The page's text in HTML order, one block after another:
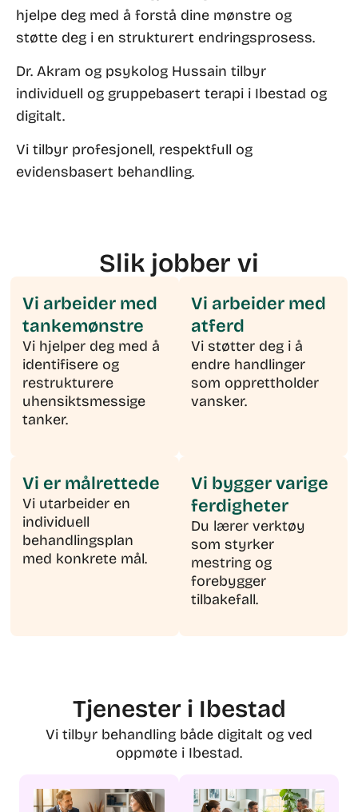
hjelpe deg med å forstå dine mønstre og
støtte deg i en strukturert endringsprosess.
Dr. Akram og psykolog Hussain tilbyr
individuell og gruppebasert terapi i Ibestad og
digitalt.
Vi tilbyr profesjonell, respektfull og
evidensbasert behandling.
Slik jobber vi
Vi arbeider med
tankemønstre
Vi hjelper deg med å
identifisere og
restrukturere
uhensiktsmessige
tanker.
Vi arbeider med
atferd
Vi støtter deg i å
endre handlinger
som opprettholder
vansker.
Vi er målrettede
Vi utarbeider en
individuell
behandlingsplan
med konkrete mål.
Vi bygger varige
ferdigheter
Du lærer verktøy
som styrker
mestring og
forebygger
tilbakefall.
Tjenester i Ibestad
Vi tilbyr behandling både digitalt og ved
oppmøte i Ibestad.